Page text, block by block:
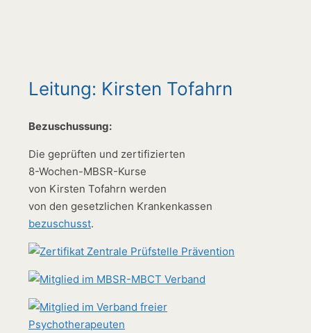
Leitung: Kirsten Tofahrn
Bezuschussung:
Die geprüften und zertifizierten
8-Wochen-MBSR-Kurse
von Kirsten Tofahrn werden
von den gesetzlichen Krankenkassen
bezuschusst.